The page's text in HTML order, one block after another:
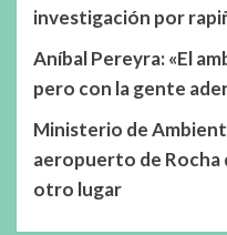
investigación por
Aníbal Pereyra: «El
pero con la gente
Ministerio de
aeropuerto de
otro lugar